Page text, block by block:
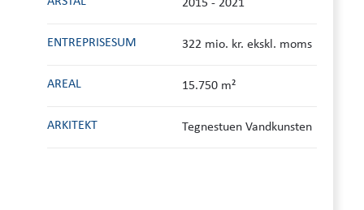
2015 - 2021
ENTREPRISESUM 322 mio. kr. ekskl. moms
AREAL 15.750 m²
ARKITEKT Tegnestuen Vandkunsten